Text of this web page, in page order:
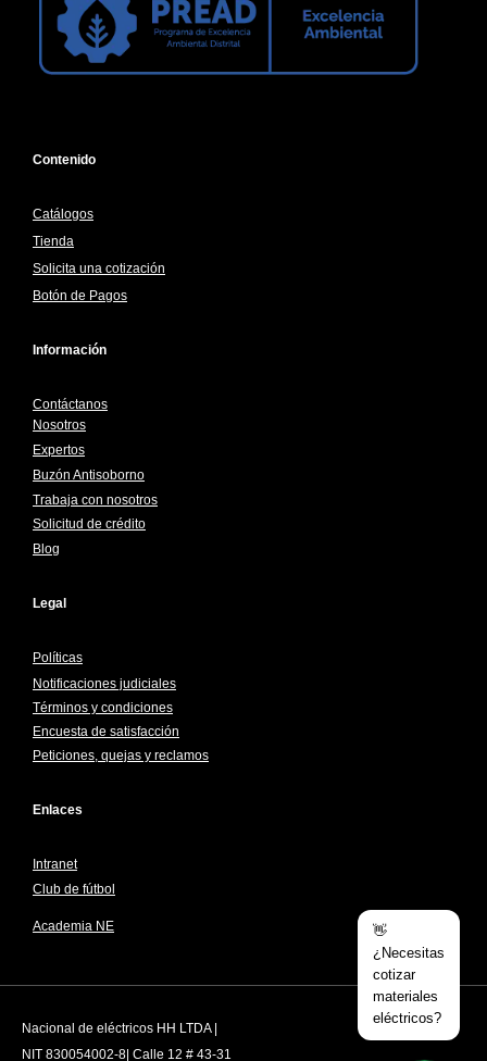
Contenido
Catálogos
Tienda
Solicita una cotización
Botón de Pagos
Información
Contáctanos
Nosotros
Expertos
Buzón Antisoborno
Trabaja con nosotros
Solicitud de crédito
Blog
Legal
Políticas
Notificaciones judiciales
Términos y condiciones
Encuesta de satisfacción
Peticiones, quejas y reclamos
Enlaces
Intranet
Club de fútbol
Academia NE
👋
¿Necesitas
cotizar
materiales
eléctricos?
Nacional de eléctricos HH LTDA |
NIT 830054002-8| Calle 12 # 43-31